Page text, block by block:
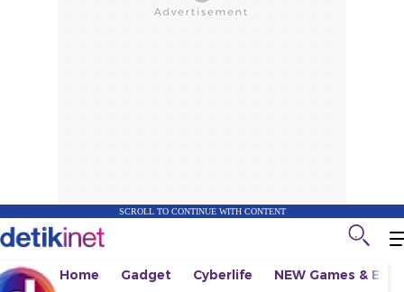
SCROLL TO CONTINUE WITH CONTENT
Home Gadget Cyberlife NEW Games &